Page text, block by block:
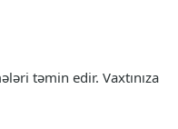
təmin edir. Vaxtınıza